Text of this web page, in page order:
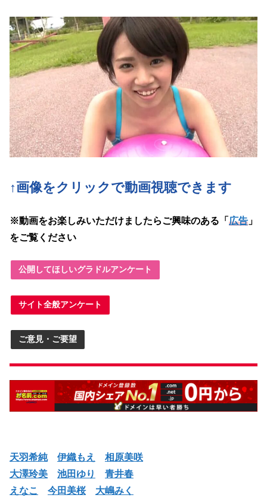
↑画像をクリックで動画視聴できます
※動画をお楽しみいただけましたらご興味のある「 広告 」
をご覧ください
公開してほしいグラドルアンケート
サイト全般アンケート
ご意見・ご要望
天羽希純 伊織もえ
相原美咲
大澤玲美
池田ゆり
青井春
えなこ
今田美桜
大嶋みく